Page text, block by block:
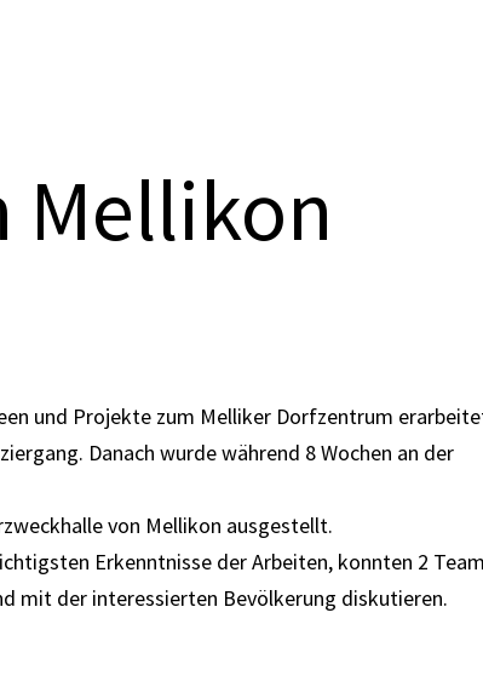
Mellikon
und Projekte zum Melliker Dorfzentrum
Danach wurde während 8 Wochen an der
von Mellikon ausgestellt.
Erkenntnisse der Arbeiten, konnten 2
mit der interessierten Bevölkerung diskutieren.